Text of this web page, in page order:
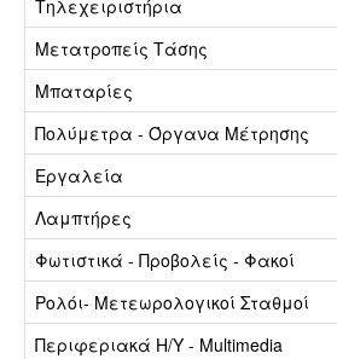
Τηλεχειριστήρια
Μετατροπείς Τάσης
Μπαταρίες
Πολύμετρα - Όργανα Μέτρησης
Εργαλεία
Λαμπτήρες
Φωτιστικά - Προβολείς - Φακοί
Ρολόι- Μετεωρολογικοί Σταθμοί
Περιφεριακά Η/Υ - Multimedia